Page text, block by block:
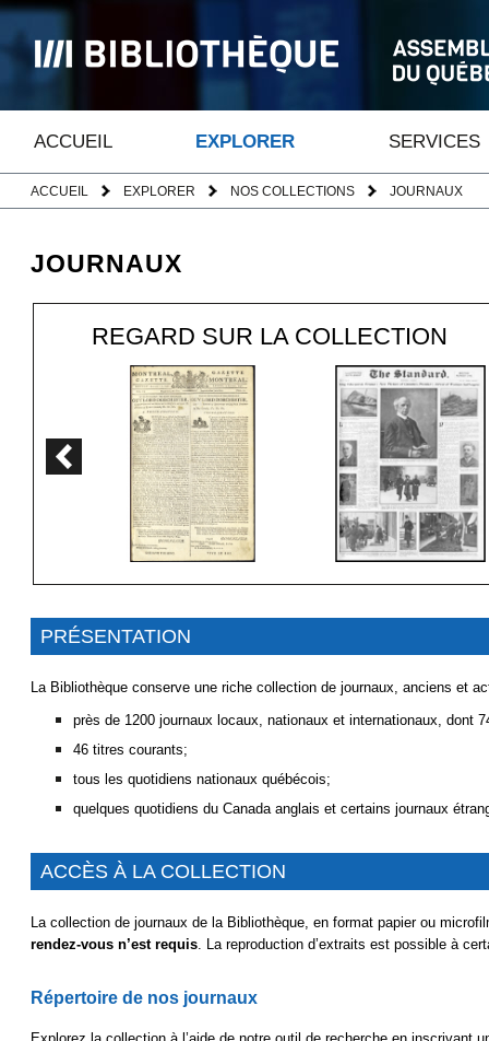
ACCUEIL EXPLORER SERVICES
ACCUEIL EXPLORER NOS COLLECTIONS JOURNAUX
JOURNAUX
REGARD SUR LA COLLECTION
Page précédente
PRÉSENTATION
La Bibliothèque conserve une riche collection de journaux, anciens et
près de 1200 journaux locaux, nationaux et internationaux, dont
46 titres courants;
tous les quotidiens nationaux québécois;
quelques quotidiens du Canada anglais et certains journaux
ACCÈS À LA COLLECTION
La collection de journaux de la Bibliothèque, en format papier ou
rendez-vous n’est requis. La reproduction d’extraits est possible à
Répertoire de nos journaux